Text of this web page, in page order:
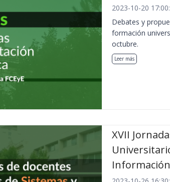
2023-10-20
Debates y
formación
octubre.
Leer más
XVII
Información